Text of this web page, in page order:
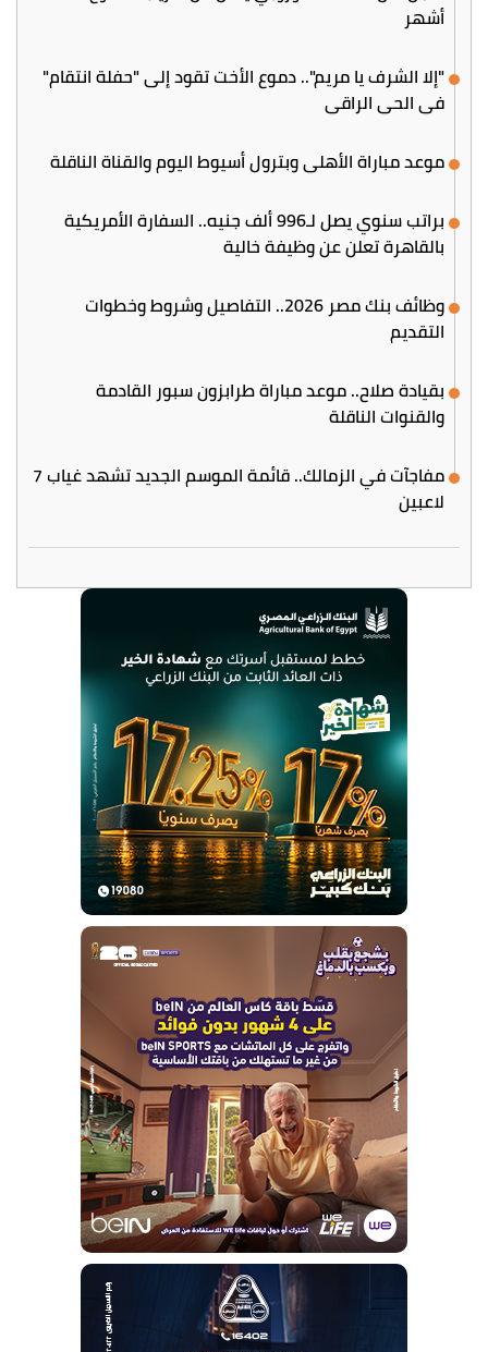
أشهر
"إلا الشرف يا مريم".. دموع الأخت تقود إلى "حفلة انتقام"
في الحي الراقي
موعد مباراة الأهلي وبترول أسيوط اليوم والقناة الناقلة
براتب سنوي يصل لـ996 ألف جنيه.. السفارة الأمريكية
بالقاهرة تعلن عن وظيفة خالية
وظائف بنك مصر 2026.. التفاصيل وشروط وخطوات
التقديم
بقيادة صلاح.. موعد مباراة طرابزون سبور القادمة
والقنوات الناقلة
مفاجآت في الزمالك.. قائمة الموسم الجديد تشهد غياب 7
لاعبين